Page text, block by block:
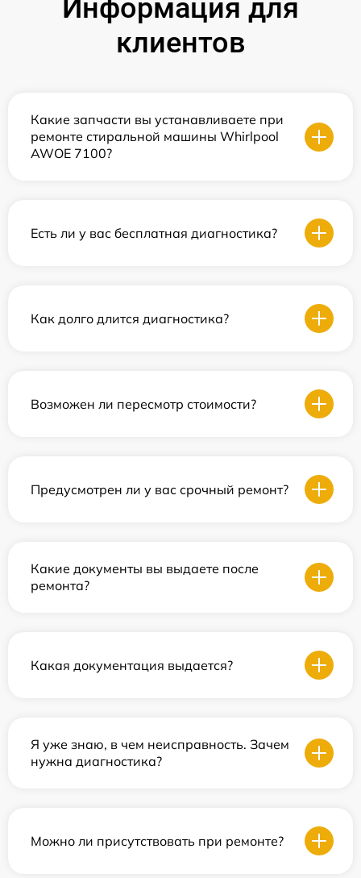
Информация для
клиентов
Какие запчасти вы устанавливаете при
ремонте стиральной машины Whirlpool
AWOE 7100?
Есть ли у вас бесплатная диагностика?
Как долго длится диагностика?
Возможен ли пересмотр стоимости?
Предусмотрен ли у вас срочный ремонт?
Какие документы вы выдаете после
ремонта?
Какая документация выдается?
Я уже знаю, в чем неисправность. Зачем
нужна диагностика?
Можно ли присутствовать при ремонте?